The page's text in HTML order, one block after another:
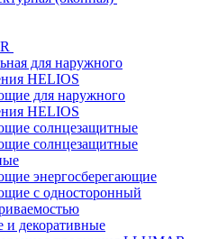
для наружного
HELIOS
для наружного
HELIOS
солнцезащитные
солнцезащитные
энергосберегающие
с односторонный
и декоративные